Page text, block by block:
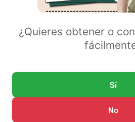
¿Quieres obtener o
Sí
No